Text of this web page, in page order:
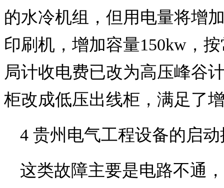
的水冷机组，但用电量将增
印刷机，增加容量150kw，
局计收电费已改为高压峰谷
柜改成低压出线柜，满足了
4 贵州电气工程设备的启
这类故障主要是电路不通